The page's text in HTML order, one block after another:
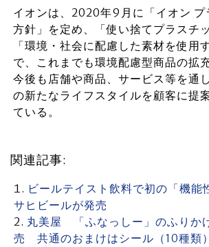
イオンは、2020年9月に「イオン プ
方針」を定め、「使い捨てプラスチ
「環境・社会に配慮した素材を使用
で、これまでも環境配慮型商品の拡
今後も店舗や商品、サービス等を通
の新たなライフスタイルを顧客に提
ている。
関連記事:
ビールテイスト飲料で初の「機
サヒビールが発売
丸美屋 「ふなっしー」のふりか
売 共通のおまけはシール（10種類）